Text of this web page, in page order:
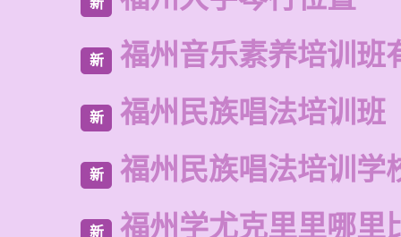
新
新 福州音乐素养培训班
新 福州民族唱法培训班
新 福州民族唱法培训学
新 福州学尤克里里哪里